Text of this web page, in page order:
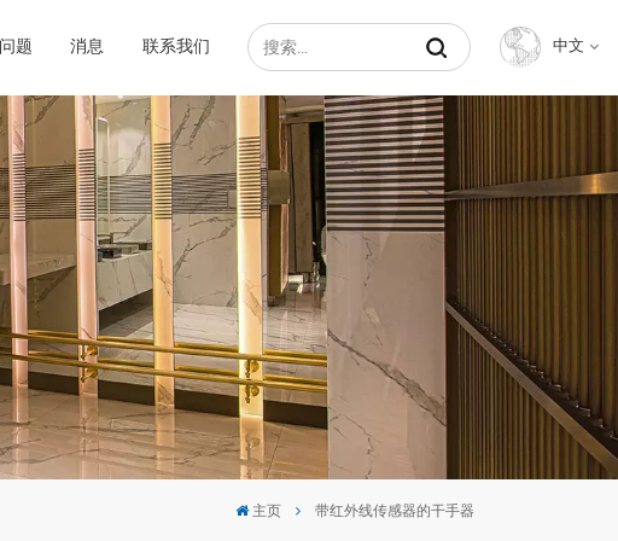
题 消息 联系我们 中文
Français
Español
عربي
主页 带红外线传感器的干手器